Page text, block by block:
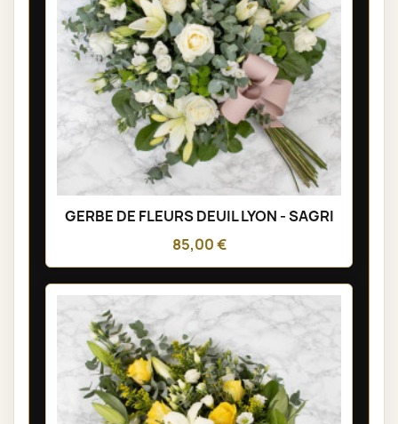
GERBE DE FLEURS DEUIL LYON - SAGRI
85,00 €